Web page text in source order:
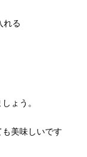
れる
ょう。
美味しいです